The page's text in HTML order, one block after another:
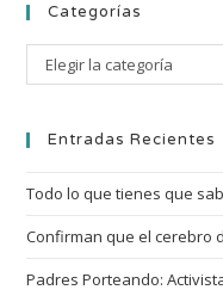
Categorías
Elegir la categoría
Entradas Recientes
Todo lo que tienes que
Confirman que el cerebro
Padres Porteando: